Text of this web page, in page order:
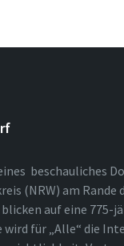
beschauliches
(NRW) am Rande
auf eine 775-
wird für „Alle“ die